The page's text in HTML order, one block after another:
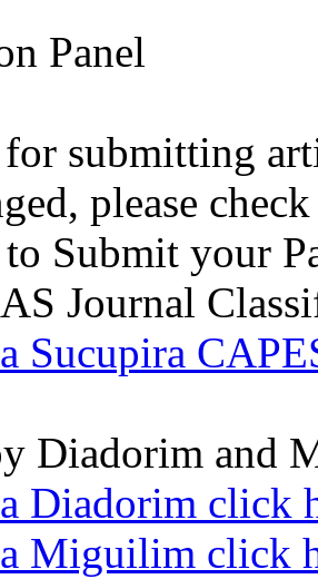
Panel
for submitting
please
Submit your
Journal
Sucupira
Diadorim and
Diadorim click
Miguilim click